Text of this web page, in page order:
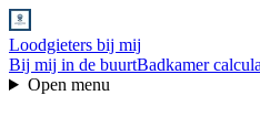
Loodgieters bij mij
Bij mij in de buurtBadkamer
Open menu